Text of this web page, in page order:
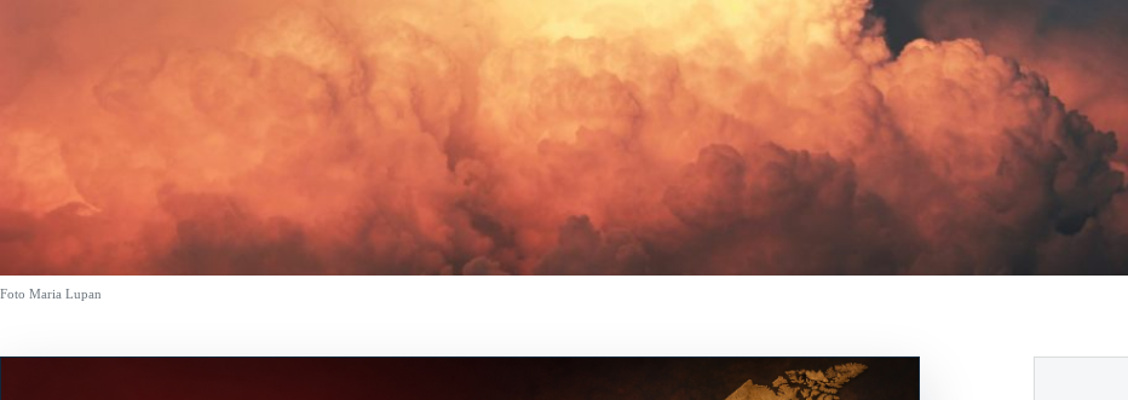
Foto Maria Lupan